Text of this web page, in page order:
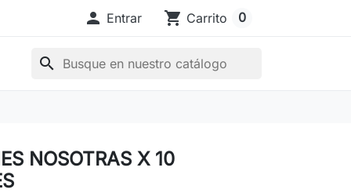
 Entrar shopping_cart Carrito 0
search
NOSOTRAS X 10